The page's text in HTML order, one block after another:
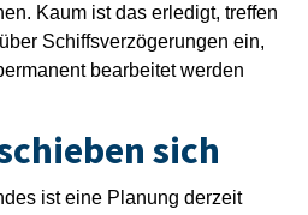
Kaum ist das erledigt, treffen
Schiffsverzögerungen ein,
bearbeitet werden
sich
ist eine Planung derzeit